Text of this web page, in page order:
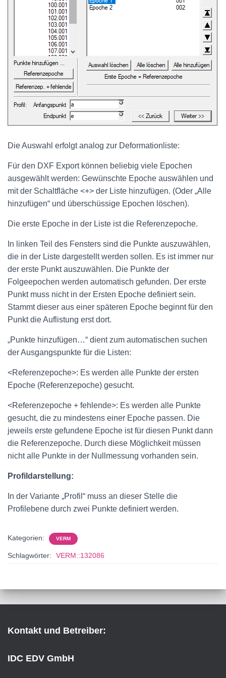
Die Auswahl erfolgt analog zur Deformationliste:
Für den DXF Export können beliebig viele Epochen
ausgewählt werden: Gewünschte Epoche auswählen und
mit der Schaltfläche <+> der Liste hinzufügen. (Oder „Alle
hinzufügen“ und überschüssige Epochen löschen).
Die erste Epoche in der Liste ist die Referenzepoche.
In linken Teil des Fensters sind die Punkte auszuwählen,
die in der Liste dargestellt werden sollen. Es ist immer nur
der erste Punkt auszuwählen. Die Punkte der
Folgeepochen werden automatisch gefunden. Der erste
Punkt muss nicht in der Ersten Epoche definiert sein.
Stammt dieser aus einer späteren Epoche beginnt für den
Punkt die Auflistung erst dort.
„Punkte hinzufügen…“ dient zum automatischen suchen
der Ausgangspunkte für die Listen:
<Referenzepoche>: Es werden alle Punkte der ersten
Epoche (Referenzepoche) gesucht.
<Referenzepoche + fehlende>: Es werden alle Punkte
gesucht, die zu mindestens einer Epoche passen. Die
jeweils erste gefundene Epoche ist für diesen Punkt dann
die Referenzepoche. Durch diese Möglichkeit müssen
nicht alle Punkte in der Nullmessung vorhanden sein.
Profildarstellung:
In der Variante „Profil“ muss an dieser Stelle die
Profilebene durch zwei Punkte definiert werden.
Kategorien: VERM
Schlagwörter: VERM::132086
Kontakt und Betreiber:
IDC EDV GmbH